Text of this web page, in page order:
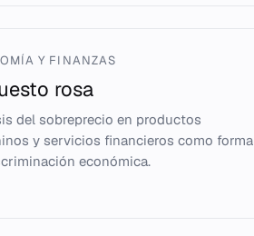
Y FINANZAS
rosa
del sobreprecio en productos
y servicios financieros como forma
económica.